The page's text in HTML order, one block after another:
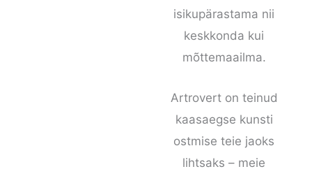
isikupärastama nii
keskkonda kui
mõttemaailma.
Artrovert on teinud
kaasaegse kunsti
ostmise teie jaoks
lihtsaks – meie